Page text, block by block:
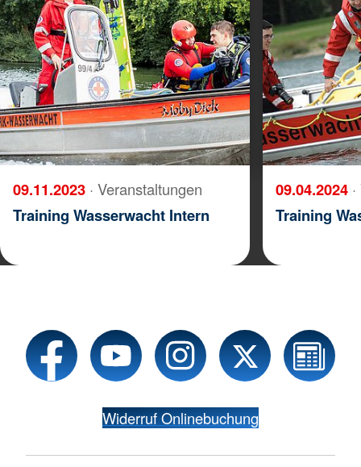
09.11.2023 · Veranstaltungen
Training Wasserwacht Intern
09.04.2024
Training
Widerruf Onlinebuchung